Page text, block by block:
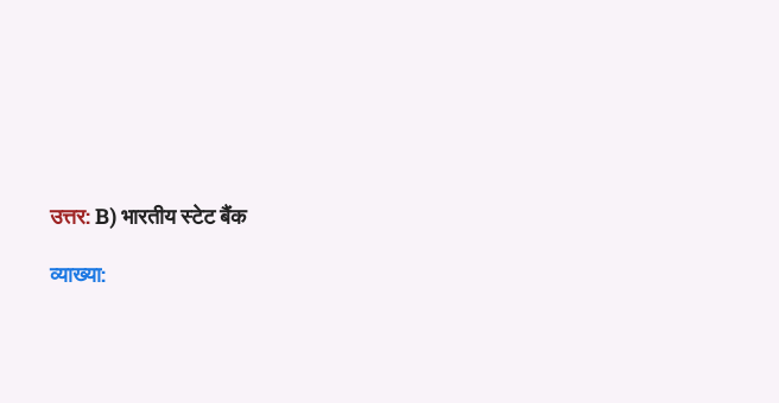
उत्तर:B) भारतीय स्टेट बैंक
व्याख्या: